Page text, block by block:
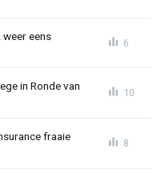
weer eens
6
in Ronde van
10
fraaie
8